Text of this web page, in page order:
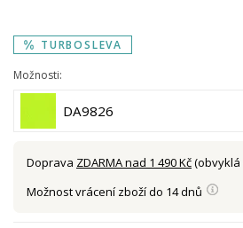
TURBOSLEVA
Možnosti:
DA9826
Doprava ZDARMA nad 1 490 Kč(obvyklá
Možnost vrácení zboží do 14 dnů